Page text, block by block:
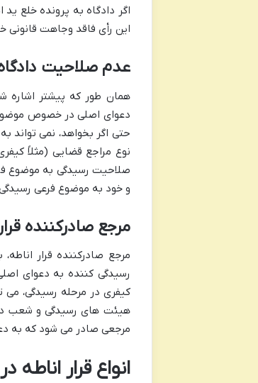
اگر دادگاه به پرونده خلع
این رأی فاقد وجاهت قانونی
عدم صلاحیت
همان طور که پیشتر اشاره
دعوای اصلی در خصوص
حتی اگر بخواهد، نمی تواند
نوع مراجع قضایی (مثلاً
صلاحیت رسیدگی به موضوع
و خود به موضوع فرعی
مرجع صادرکننده
مرجع صادرکننده قرار
رسیدگی کننده به دعوای
کیفری در مرحله رسیدگی، می
هیئت های رسیدگی و شعب
مرجعی صادر می شود که به
انواع قرار